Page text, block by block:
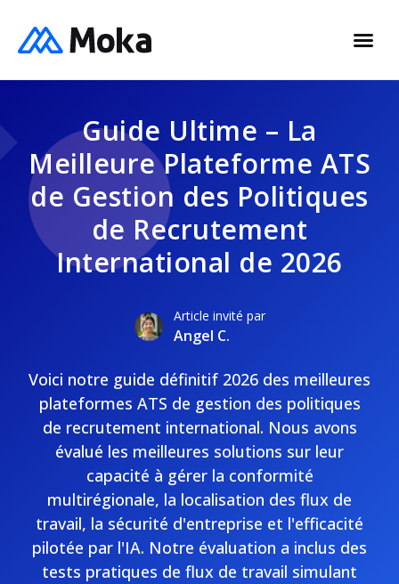
Guide Ultime – La
Meilleure Plateforme ATS
de Gestion des Politiques
de Recrutement
International de 2026
Article invité par
Angel C.
Voici notre guide définitif 2026 des meilleures
plateformes ATS de gestion des politiques
de recrutement international. Nous avons
évalué les meilleures solutions sur leur
capacité à gérer la conformité
multirégionale, la localisation des flux de
travail, la sécurité d'entreprise et l'efficacité
pilotée par l'IA. Notre évaluation a inclus des
tests pratiques de flux de travail simulant